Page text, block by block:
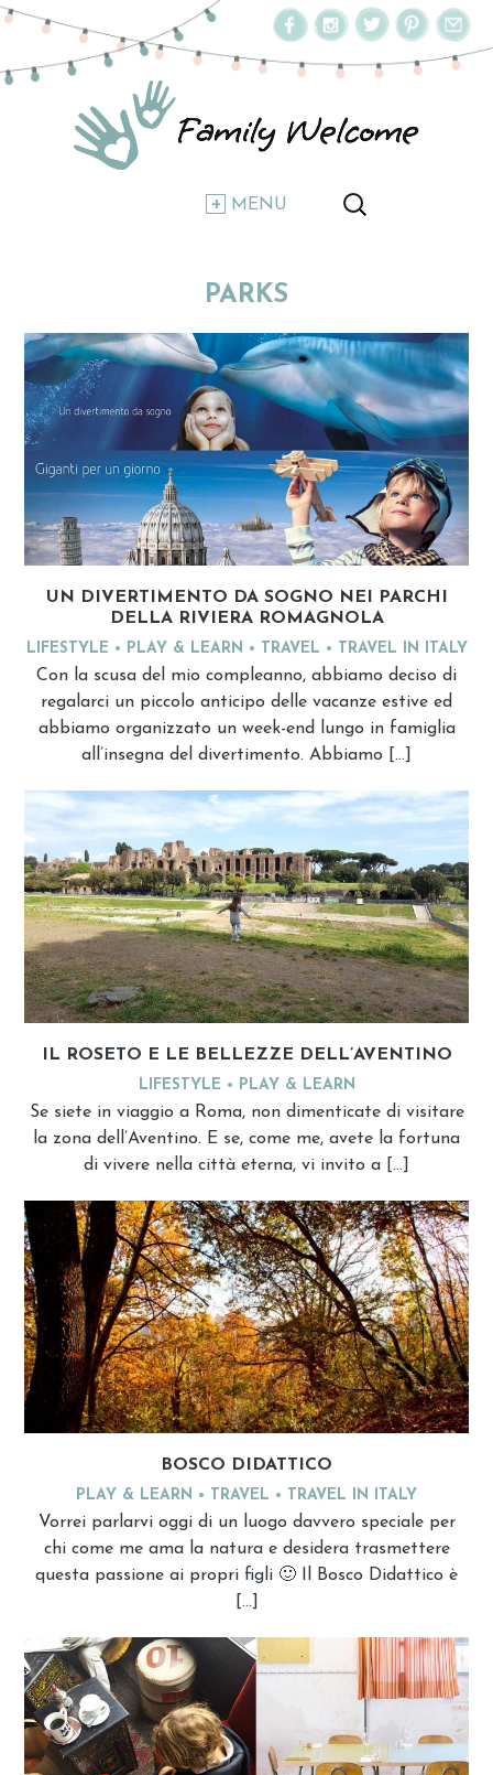
MENU
PARKS
UN DIVERTIMENTO DA SOGNO NEI PARCHI
DELLA RIVIERA ROMAGNOLA
LIFESTYLE PLAY & LEARN TRAVEL TRAVEL IN ITALY
Con la scusa del mio compleanno, abbiamo deciso di
regalarci un piccolo anticipo delle vacanze estive ed
abbiamo organizzato un week-end lungo in famiglia
all’insegna del divertimento. Abbiamo […]
IL ROSETO E LE BELLEZZE DELL’AVENTINO
LIFESTYLE PLAY & LEARN
Se siete in viaggio a Roma, non dimenticate di visitare
la zona dell’Aventino. E se, come me, avete la fortuna
di vivere nella città eterna, vi invito a […]
BOSCO DIDATTICO
PLAY & LEARN TRAVEL TRAVEL IN ITALY
Vorrei parlarvi oggi di un luogo davvero speciale per
chi come me ama la natura e desidera trasmettere
questa passione ai propri figli 🙂 Il Bosco Didattico è
[…]